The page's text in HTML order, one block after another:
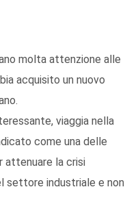
molta attenzione alle
acquisito un nuovo
viaggia nella
come una delle
attenuare la crisi
settore industriale e non